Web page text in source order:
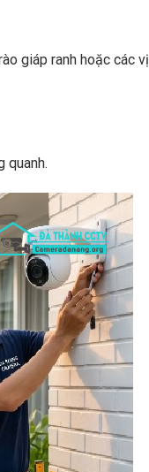
giáp ranh hoặc các vị
quanh.